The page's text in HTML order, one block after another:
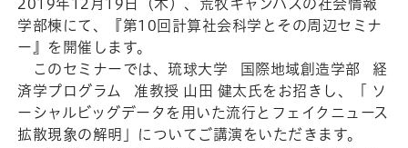
2019年12月19日（木）、 荒牧キャンパスの社会情報
学部棟にて、『第10回計算社会科学とその周辺セミナ
ー』を開催します。
このセミナーでは、琉球大学 国際地域創造学部 経
済学プログラム 准教授 山田 健太氏をお招きし、「 ソ
ーシャルビッグデータを用いた流行とフェイクニュース
拡散現象の解明」についてご講演をいただきます。